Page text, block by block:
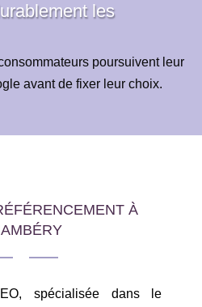
les
poursuivent leur
avant de fixer leur choix.
À
spécialisée dans le